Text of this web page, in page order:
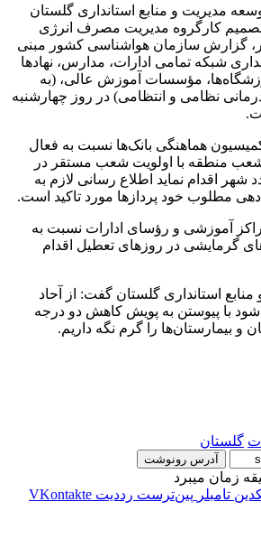
مدیریت و منابع استانداری گلستان
تصمیم کارگروه مدیریت مصرف انرژی
گزارش سازمان هواشناسی کشور مبنی
شبکه تمامی ادارات، مدارس، نهادها
مؤسسات آموزش عالی، (به
نظامی و انتظامی) در روز چهارشنبه
هماهنگی بانک‌ها نسبت به فعال
۵٠ درصد شعب منطقه با اولویت شعب مستقر در
شهر اقدام نماید اطلاع رسانی لازم به
مطلوب خود پردازها مورد تاکید است.
آموزشی و رؤسای ادارات نسبت به
گرمایشی در روزهای تعطیل اقدام
استانداری گلستان گفت: از آحاد
با پیوستن به پویش کاهش دو درجه
و بیمارستان‌ها را گرم نگه داریم.
گلستان
آدرس رونوشت
‫تامبلر ‫پین‌ترست ‫رددیت ‫VKontakte